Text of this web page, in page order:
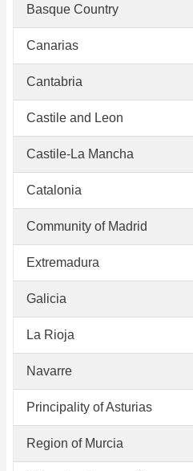
Basque Country
Canarias
Cantabria
Castile and Leon
Castile-La Mancha
Catalonia
Community of Madrid
Extremadura
Galicia
La Rioja
Navarre
Principality of Asturias
Region of Murcia